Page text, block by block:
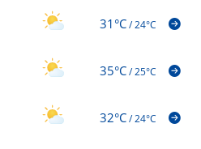
31°C/24°C
35°C/25°C
32°C/24°C